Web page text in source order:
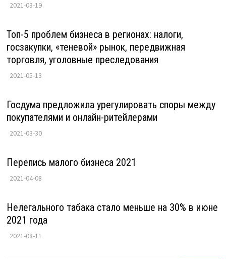
2021-03-19
Топ-5 проблем бизнеса в регионах: налоги,
госзакупки, «теневой» рынок, передвижная
торговля, уголовные преследования
2021-05-13
Госдума предложила урегулировать споры между
покупателями и онлайн-ритейлерами
2021-03-30
Перепись малого бизнеса 2021
2021-04-08
Нелегального табака стало меньше на 30% в июне
2021 года
2021-08-11